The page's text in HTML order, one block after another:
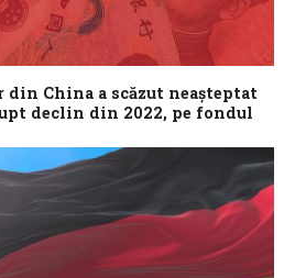
China a scăzut neaşteptat
declin din 2022, pe fondul
Chinei a scăzut în mai în cel mai
arată un sondaj privat publicat